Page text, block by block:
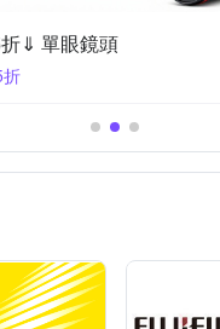
⇓ 單眼鏡頭